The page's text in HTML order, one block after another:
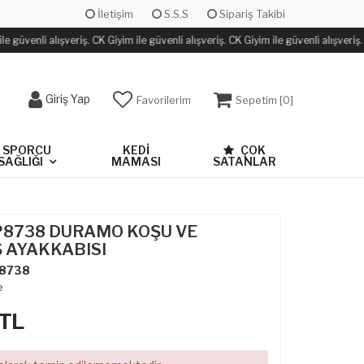
İletişim S.S.S Sipariş Takibi
güvenli alışveriş. CK Giyim ile güvenli alışveriş. CK Giyim ile güvenli alışveriş.
Giriş Yap Favorilerim Sepetim [0]
SPORCU
KEDİ
MAMASI
ÇOK
SATANLAR
DURAMO KOŞU VE
AYAKKABISI